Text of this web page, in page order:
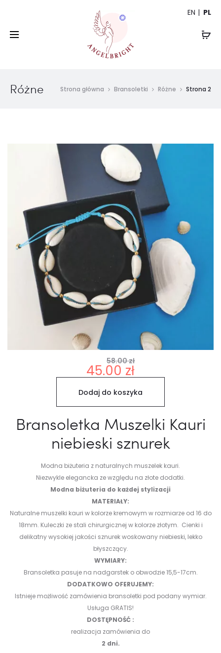
EN PL
Różne Strona główna Bransoletki Różne Strona 2
58.00zł
Pierwotna
cena
wynosiła:
58.00 zł.
45.00 zł
Aktualna
cena
wynosi:
45.00 zł.
Dodaj do koszyka
Bransoletka Muszelki Kauri
niebieski sznurek
Modna biżuteria z naturalnych muszelek kauri.
Niezwykle elegancka ze względu na złote dodatki.
Modna biżuteria do każdej stylizacji
MATERIAŁY:
Naturalne muszelki kauri w kolorze kremowym w rozmiarze od 16 do
18mm. Kuleczki ze stali chirurgicznej w kolorze złotym. Cienki i
delikatny wysokiej jakości sznurek woskowany niebieski, lekko
błyszczący.
WYMIARY:
Bransoletka pasuje na nadgarstek o obwodzie 15,5-17cm.
DODATKOWO OFERUJEMY:
Istnieje możliwość zamówienia bransoletki pod podany wymiar.
Usługa GRATIS!
DOSTĘPNOŚĆ :
realizacja zamówienia do
2 dni.